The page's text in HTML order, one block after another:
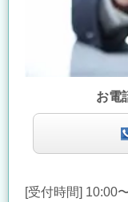
お電
[受付時間] 10:00